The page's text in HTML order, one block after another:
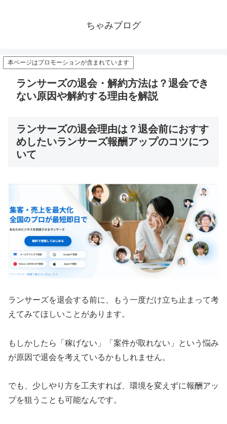
ちゃみブログ
本ページはプロモーションが含まれています
ランサーズの退会・解約方法は？退会でき
ない原因や解約する理由を解説
ランサーズの退会理由は？退会前におすす
めしたいランサーズ報酬アップのコツにつ
いて
ランサーズを退会する前に、もう一度だけ立ち止まって考
えてみてほしいことがあります。
もしかしたら「稼げない」「案件が取れない」という悩み
が原因で退会を考えているかもしれません。
でも、少しやり方を工夫すれば、環境を変えずに報酬アッ
プを狙うことも可能なんです。